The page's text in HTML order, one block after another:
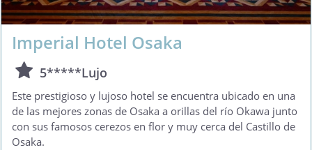
Imperial Hotel Osaka
5*****Lujo
Este prestigioso y lujoso hotel se encuentra ubicado en una
de las mejores zonas de Osaka a orillas del río Okawa junto
con sus famosos cerezos en flor y muy cerca del Castillo de
Osaka.